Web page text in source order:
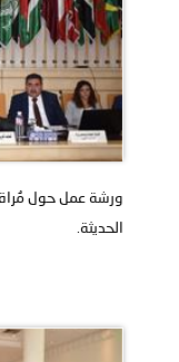
ورشة عمل حول
الحديثة.